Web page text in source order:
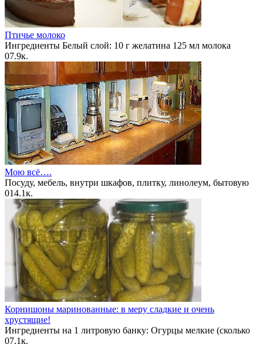
Птичье молоко
Ингредиенты Белый слой: 10 г желатина 125 мл молока
07.9к.
Мою всё….
Посуду, мебель, внутри шкафов, плитку, линолеум, бытовую
014.1к.
Корнишоны маринованные: в меру сладкие и очень
хрустящие!
Ингредиенты на 1 литровую банку: Огурцы мелкие (сколько
07.1к.